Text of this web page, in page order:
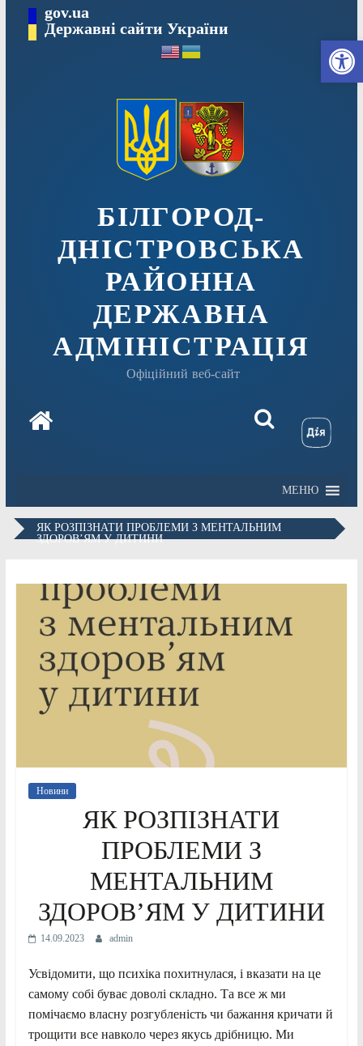
вмісту
gov.ua
Державні сайти України
БІЛГОРОД-
ДНІСТРОВСЬКА
РАЙОННА
ДЕРЖАВНА
АДМІНІСТРАЦІЯ
Офіційний веб-сайт
МЕНЮ
ЯК РОЗПІЗНАТИ ПРОБЛЕМИ З МЕНТАЛЬНИМ
ЗДОРОВ’ЯМ У ДИТИНИ
Новини
ЯК РОЗПІЗНАТИ
ПРОБЛЕМИ З
МЕНТАЛЬНИМ
ЗДОРОВ’ЯМ У ДИТИНИ
14.09.2023 admin
Усвідомити, що психіка похитнулася, і вказати на це
самому собі буває доволі складно. Та все ж ми
помічаємо власну розгубленість чи бажання кричати й
трощити все навколо через якусь дрібницю. Ми